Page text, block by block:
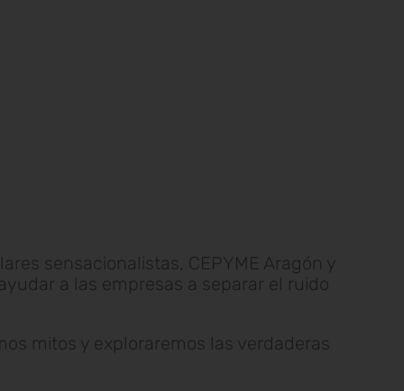
sensacionalistas, CEPYME Aragón y
a las empresas a separar el ruido
mitos y exploraremos las verdaderas